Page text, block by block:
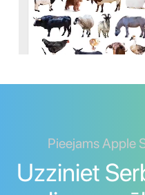
Pieejams Apple
Uzziniet